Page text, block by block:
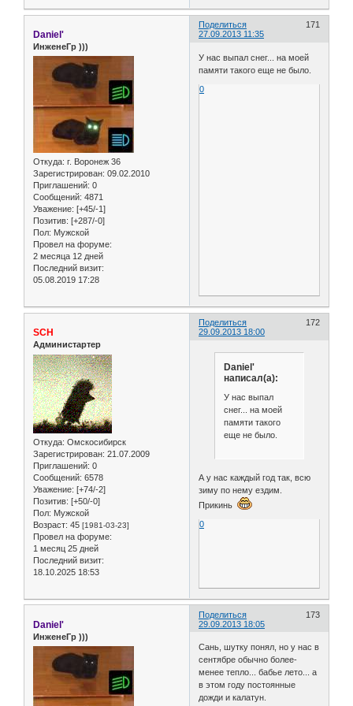
Поделиться
171
27.09.2013 11:35
Daniel'
ИнженеГр )))
Откуда: г. Воронеж 36
Зарегистрирован: 09.02.2010
Приглашений: 0
Сообщений: 4871
Уважение: [+45/-1]
Позитив: [+287/-0]
Пол: Мужской
Провел на форуме:
2 месяца 12 дней
Последний визит:
05.08.2019 17:28
У нас выпал снег... на моей
памяти такого еще не было.
0
Поделиться
172
29.09.2013 18:00
SCH
Администартер
Откуда: Омскосибирск
Зарегистрирован: 21.07.2009
Приглашений: 0
Сообщений: 6578
Уважение: [+74/-2]
Позитив: [+50/-0]
Пол: Мужской
Возраст: 45 [1981-03-23]
Провел на форуме:
1 месяц 25 дней
Последний визит:
18.10.2025 18:53
Daniel'
написал(а):
У нас выпал
снег... на моей
памяти такого
еще не было.
А у нас каждый год так, всю
зиму по нему ездим.
Прикинь
0
Поделиться
173
29.09.2013 18:05
Daniel'
ИнженеГр )))
Сань, шутку понял, но у нас в
сентябре обычно более-
менее тепло... бабье лето... а
в этом году постоянные
дожди и калатун.